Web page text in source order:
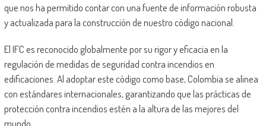
que nos ha permitido contar con una fuente de información robusta
y actualizada para la construcción de nuestro código nacional.
El IFC es reconocido globalmente por su rigor y eficacia en la
regulación de medidas de seguridad contra incendios en
edificaciones. Al adoptar este código como base, Colombia se alinea
con estándares internacionales, garantizando que las prácticas de
protección contra incendios estén a la altura de las mejores del
mundo.